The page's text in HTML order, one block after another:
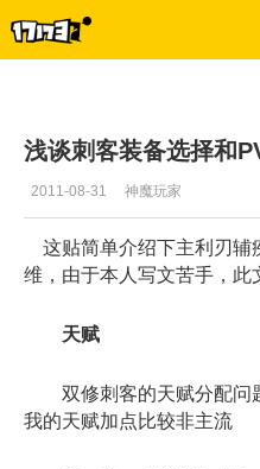
浅谈刺客装备选择和
2011-08-31 神魔玩家
这贴简单介绍下主利刃辅
维，由于本人写文苦手，此
天赋
双修刺客的天赋分配问
我的天赋加点比较非主流